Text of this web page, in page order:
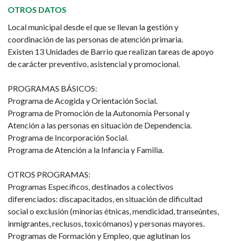
OTROS DATOS
Local municipal desde el que se llevan la gestión y
coordinación de las personas de atención primaria.
Existen 13 Unidades de Barrio que realizan tareas de apoyo
de carácter preventivo, asistencial y promocional.
PROGRAMAS BÁSICOS:
Programa de Acogida y Orientación Social.
Programa de Promoción de la Autonomía Personal y
Atención a las personas en situación de Dependencia.
Programa de Incorporación Social.
Programa de Atención a la Infancia y Familia.
OTROS PROGRAMAS:
Programas Específicos, destinados a colectivos
diferenciados: discapacitados, en situación de dificultad
social o exclusión (minorías étnicas, mendicidad, transeúntes,
inmigrantes, reclusos, toxicómanos) y personas mayores.
Programas de Formación y Empleo, que aglutinan los